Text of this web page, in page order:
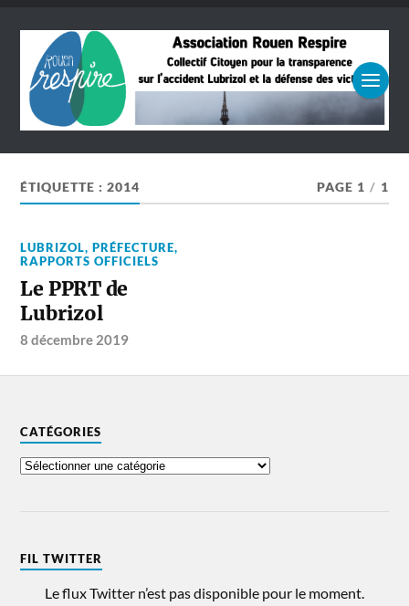
ÉTIQUETTE :2014 PAGE 1 / 1
LUBRIZOL,PRÉFECTURE,
RAPPORTS OFFICIELS
Le PPRT de
Lubrizol
8 décembre 2019
CATÉGORIES
FIL TWITTER
Le flux Twitter n’est pas disponible pour le moment.